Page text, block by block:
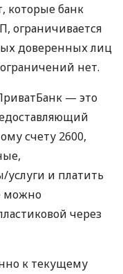
которые банк
ограничивается
доверенных лиц
нет.
— это
счету 2600,
услуги и платить
можно
через
к текущему